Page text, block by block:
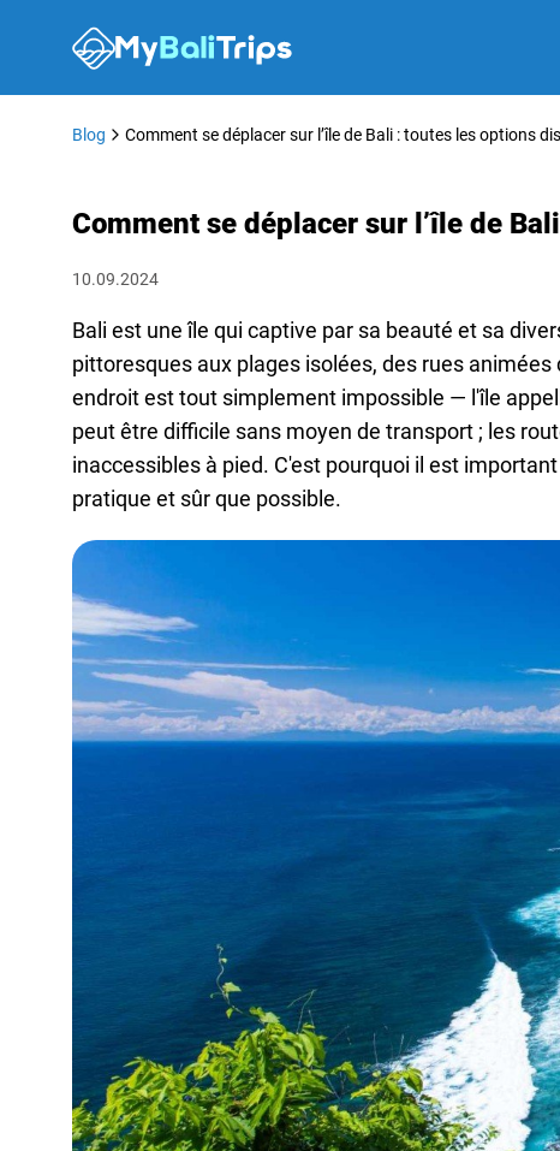
Blog Comment se déplacer sur l’île de Bali : toutes les options
Comment se déplacer sur l’île de
10.09.2024
Bali est une île qui captive par sa beauté et sa
pittoresques aux plages isolées, des rues
endroit est tout simplement impossible — l'île
peut être difficile sans moyen de transport ; les
inaccessibles à pied. C'est pourquoi il est
pratique et sûr que possible.